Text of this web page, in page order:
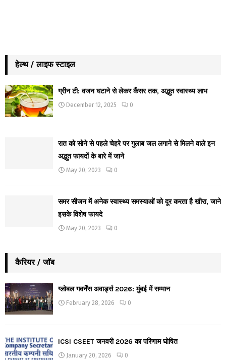
हेल्थ / लाइफ स्टाइल
ग्रीन टी: वजन घटाने से लेकर कैंसर तक, अद्भुत स्वास्थ्य लाभ
December 12, 2025 0
रात को सोने से पहले चेहरे पर गुलाब जल लगाने से मिलने वाले इन
अद्भुत फायदों के बारे में जाने
May 20, 2023 0
समर सीजन में अनेक स्वास्थ्य समस्याओं को दूर करता है खीरा, जाने
इसके विशेष फायदे
May 20, 2023 0
कैरियर / जॉब
ग्लोबल गवर्नेंस अवार्ड्स 2026: मुंबई में सम्मान
February 28, 2026 0
ICSI CSEET जनवरी 2026 का परिणाम घोषित
January 20, 2026 0